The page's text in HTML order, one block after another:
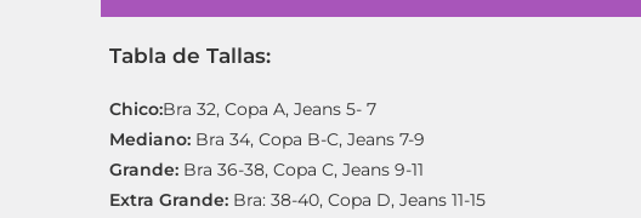
Tabla de Tallas:
Chico:Bra 32, Copa A, Jeans 5- 7
Mediano: Bra 34, Copa B-C, Jeans 7-9
Grande: Bra 36-38, Copa C, Jeans 9-11
Extra Grande: Bra: 38-40, Copa D, Jeans 11-15